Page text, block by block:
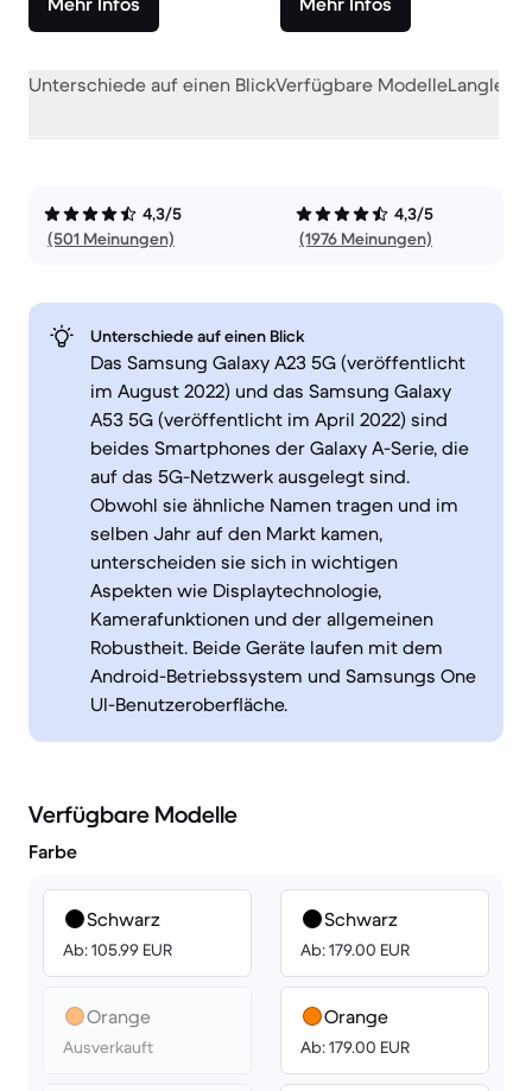
Unterschiede auf einen BlickVerfügbare Modelle
4,3/5
(501 Meinungen)
4,3/5
(1976 Meinungen)
Unterschiede auf einen Blick
Das Samsung Galaxy A23 5G (veröffentlicht
im August 2022) und das Samsung Galaxy
A53 5G (veröffentlicht im April 2022) sind
beides Smartphones der Galaxy A-Serie, die
auf das 5G-Netzwerk ausgelegt sind.
Obwohl sie ähnliche Namen tragen und im
selben Jahr auf den Markt kamen,
unterscheiden sie sich in wichtigen
Aspekten wie Displaytechnologie,
Kamerafunktionen und der allgemeinen
Robustheit. Beide Geräte laufen mit dem
Android-Betriebssystem und Samsungs One
UI-Benutzeroberfläche.
Verfügbare Modelle
Farbe
Schwarz
Ab: 105.99 EUR
Orange
Ausverkauft
Schwarz
Ab: 179.00 EUR
Orange
Ab: 179.00 EUR